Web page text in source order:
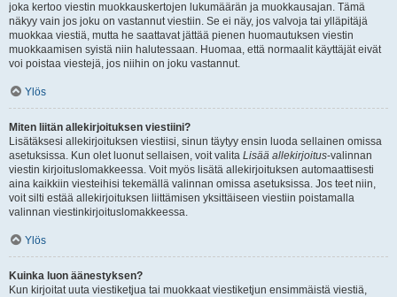
joka kertoo viestin muokkauskertojen lukumäärän ja muokkausajan. Tämä
näkyy vain jos joku on vastannut viestiin. Se ei näy, jos valvoja tai ylläpitäjä
muokkaa viestiä, mutta he saattavat jättää pienen huomautuksen viestin
muokkaamisen syistä niin halutessaan. Huomaa, että normaalit käyttäjät eivät
voi poistaa viestejä, jos niihin on joku vastannut.
Ylös
Miten liitän allekirjoituksen viestiini?
Lisätäksesi allekirjoituksen viestiisi, sinun täytyy ensin luoda sellainen omissa
asetuksissa. Kun olet luonut sellaisen, voit valita Lisää allekirjoitus-valinnan
viestin kirjoituslomakkeessa. Voit myös lisätä allekirjoituksen automaattisesti
aina kaikkiin viesteihisi tekemällä valinnan omissa asetuksissa. Jos teet niin,
voit silti estää allekirjoituksen liittämisen yksittäiseen viestiin poistamalla
valinnan viestinkirjoituslomakkeessa.
Ylös
Kuinka luon äänestyksen?
Kun kirjoitat uuta viestiketjua tai muokkaat viestiketjun ensimmäistä viestiä,